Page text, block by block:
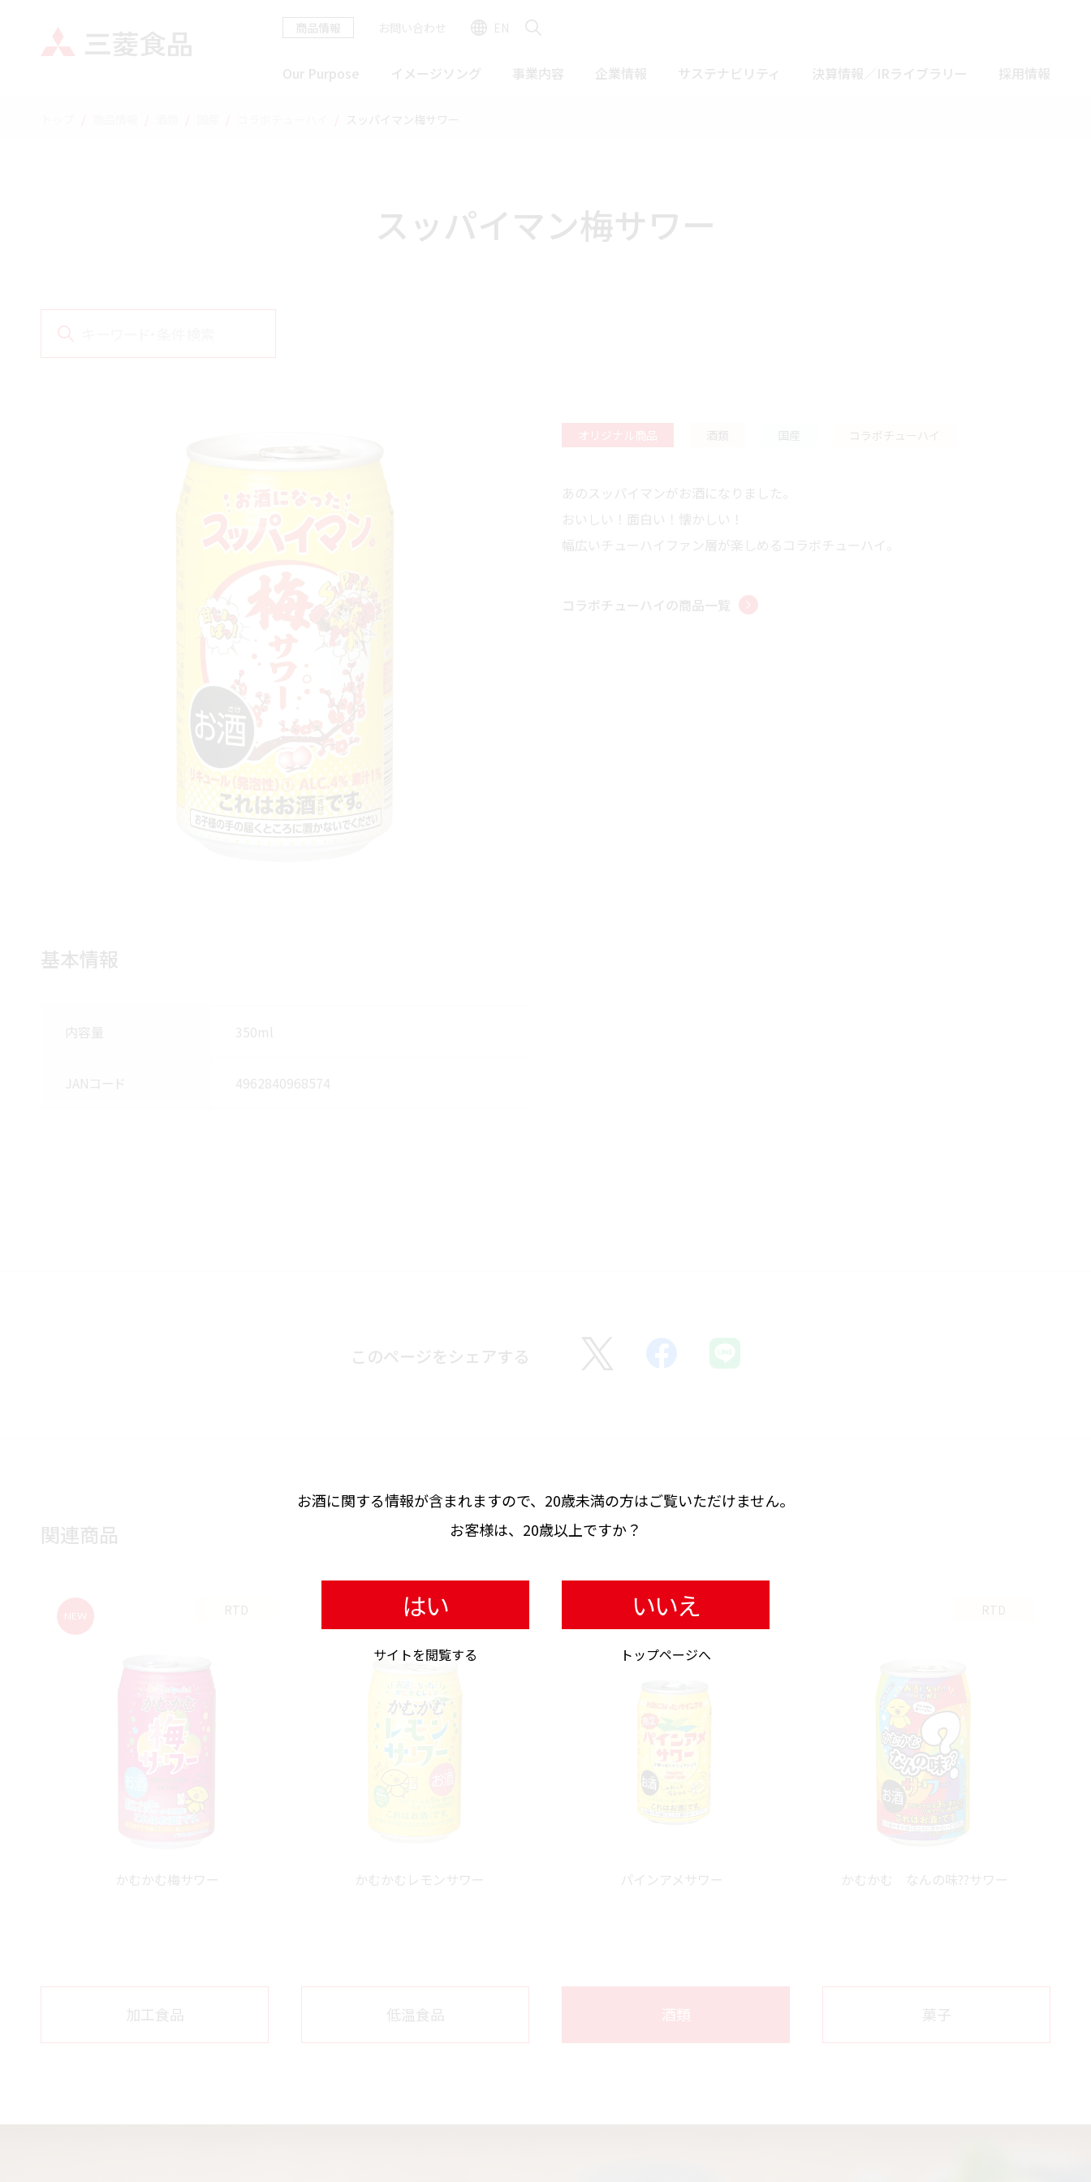
商品情報 お問い合わせ EN
Our Purpose イメージソング 事業内容 企業情報 サステナビリティ 決算情報／IRライブラリー 採用情報
スッパイマン梅サワー
スッパイマン梅サワー
オリジナル商品 酒類 国産 コラボチューハイ
あのスッパイマンがお酒になりました。
おいしい！面白い！懐かしい！
幅広いチューハイファン層が楽しめるコラボチューハイ。
コラボチューハイ の商品一覧
基本情報
内容量 350ml
JANコード 4962840968574
このページをシェアする
関連商品
NEW RTD
かむかむ梅サワー かむかむレモンサワー パインアメサワー
RTD
かむかむ なんの味??サワー
加工食品 低温食品 酒類 菓子
お酒に関する情報が含まれますので、 20歳未満の方はご覧いただけません。
お客様は、20歳以上ですか？
はい
サイトを閲覧する
いいえ
トップページへ